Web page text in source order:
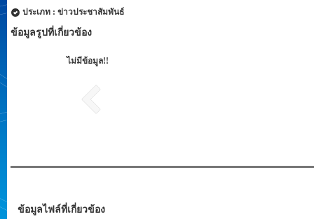
ประเภท : ข่าวประชาสัมพันธ์
ข้อมูลรูปที่เกี่ยวข้อง
ไม่มีข้อมูล!!
ข้อมูลไฟล์ที่เกี่ยวข้อง